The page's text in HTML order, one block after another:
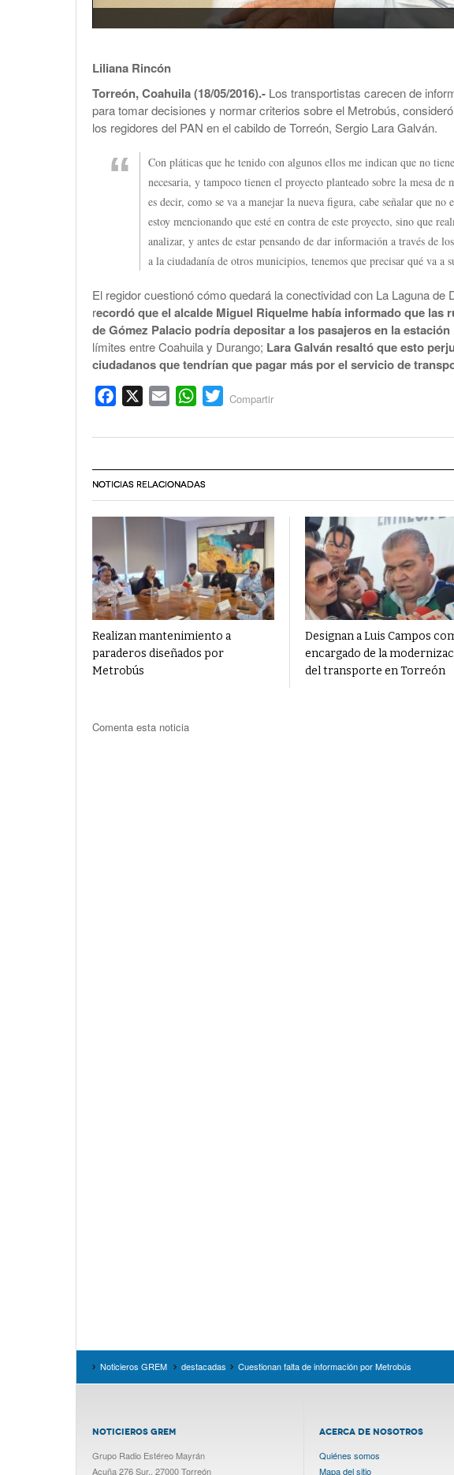
Liliana Rincón
Torreón, Coahuila (18/05/2016).- Los transportistas carecen de
para tomar decisiones y normar criterios sobre el Metrobús,
los regidores del PAN en el cabildo de Torreón, Sergio Lara Galván.
Con pláticas que he tenido con algunos ellos me indican que no
necesaria, y tampoco tienen el proyecto planteado sobre la mesa de
es decir, como se va a manejar la nueva figura, cabe señalar que no
estoy mencionando que esté en contra de este proyecto, sino que
analizar, y antes de estar pensando de dar información a través de
a la ciudadanía de otros municipios, tenemos que precisar qué va a
El regidor cuestionó cómo quedará la conectividad con La Laguna de
recordó que el alcalde Miguel Riquelme había informado que las
de Gómez Palacio podría depositar a los pasajeros en la estación
límites entre Coahuila y Durango; Lara Galván resaltó que esto
ciudadanos que tendrían que pagar más por el servicio de
Facebook Email WhatsApp
Twitter
Compartir
NOTICIAS RELACIONADAS
Realizan mantenimiento a
paraderos diseñados por
Metrobús
Designan a Luis Campos
encargado de la
del transporte en Torreón
Comenta esta noticia
Noticieros GREM destacadas Cuestionan falta de información por Metrobús
NOTICIEROS GREM
Grupo Radio Estéreo Mayrán
Acuña 276 Sur., 27000 Torreón
ACERCA DE NOSOTROS
Quiénes somos
Mapa del sitio